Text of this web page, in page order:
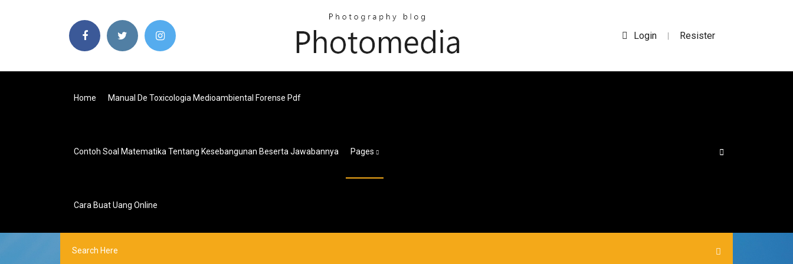
Login | Resister
Home Manual De Toxicologia Medioambiental Forense Pdf
Contoh Soal Matematika Tentang Kesebangunan Beserta Jawabannya Pages
Cara Buat Uang Online